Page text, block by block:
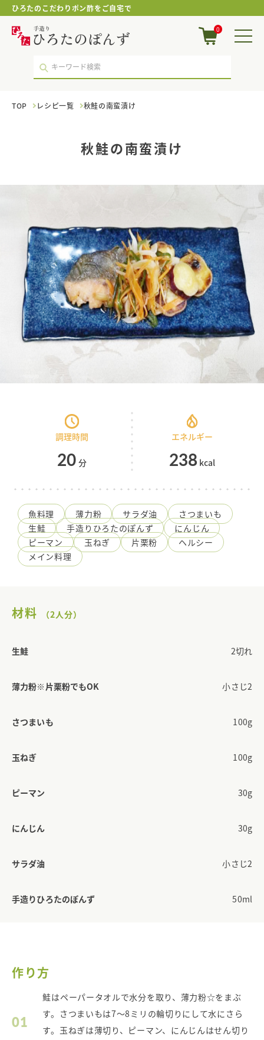
ひろたのこだわりポン酢をご自宅で
秋
蛮
｜
酢・
鍋
国
料
の
手
造
り
ひ
ろ
た
食
品
0
TOP レシピ一覧 秋鮭の南蛮漬け
秋鮭の南蛮漬け
調理時間
20 分
エネルギー
238 kcal
魚料理 薄力粉 サラダ油
さつまいも
生鮭
手造りひろたのぽんず
にんじん
ピーマン
玉ねぎ 片栗粉
ヘルシー
メイン料理
材料 （2人分）
生鮭 2切れ
薄力粉※片栗粉でもOK 小さじ2
さつまいも 100g
玉ねぎ 100g
ピーマン 30g
にんじん 30g
サラダ油 小さじ2
手造りひろたのぽんず 50ml
作り方
01
鮭はペーパータオルで水分を取り、薄力粉☆をまぶ
す。さつまいもは7～8ミリの輪切りにして水にさら
す。玉ねぎは薄切り、ピーマン、にんじんはせん切り